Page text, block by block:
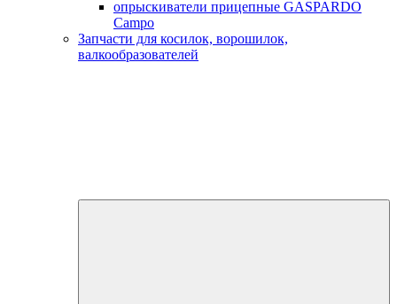
опрыскиватели прицепные GASPARDO
Campo
Запчасти для косилок, ворошилок,
валкообразователей